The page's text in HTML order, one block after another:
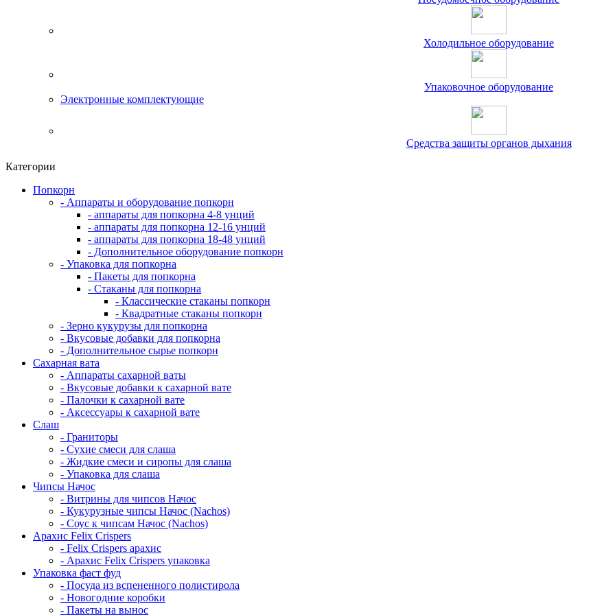
Холодильное оборудование
Упаковочное оборудование
Электронные комплектующие
Средства защиты органов дыхания
Категории
Попкорн
- Аппараты и оборудование попкорн
- аппараты для попкорна 4-8 унций
- аппараты для попкорна 12-16 унций
- аппараты для попкорна 18-48 унций
- Дополнительное оборудование попкорн
- Упаковка для попкорна
- Пакеты для попкорна
- Стаканы для попкорна
- Классические стаканы попкорн
- Квадратные стаканы попкорн
- Зерно кукурузы для попкорна
- Вкусовые добавки для попкорна
- Дополнительное сырье попкорн
Сахарная вата
- Аппараты сахарной ваты
- Вкусовые добавки к сахарной вате
- Палочки к сахарной вате
- Аксессуары к сахарной вате
Cлаш
- Граниторы
- Сухие смеси для слаша
- Жидкие смеси и сиропы для слаша
- Упаковка для слаша
Чипсы Начос
- Витрины для чипсов Начос
- Кукурузные чипсы Начос (Nachos)
- Соус к чипсам Начос (Nachos)
Арахис Felix Crispers
- Felix Crispers арахис
- Арахис Felix Crispers упаковка
Упаковка фаст фуд
- Посуда из вспененного полистирола
- Новогодние коробки
- Пакеты на вынос